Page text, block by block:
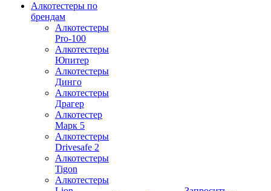
Алкотестеры по
брендам
Алкотестеры
Pro-100
Алкотестеры
Юпитер
Алкотестеры
Динго
Алкотестеры
Драгер
Алкотестер
Марк 5
Алкотестеры
Drivesafe 2
Алкотестеры
Tigon
Алкотестеры